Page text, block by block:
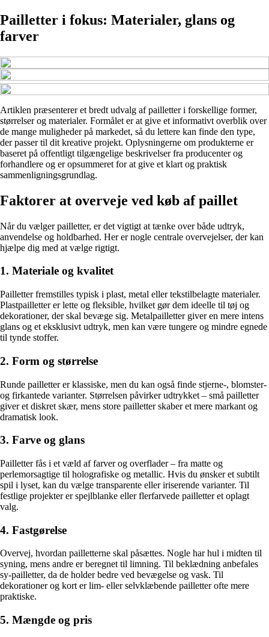
Pailletter i fokus: Materialer, glans og
farver
Artiklen præsenterer et bredt udvalg af pailletter i forskellige former,
størrelser og materialer. Formålet er at give et informativt overblik over
de mange muligheder på markedet, så du lettere kan finde den type,
der passer til dit kreative projekt. Oplysningerne om produkterne er
baseret på offentligt tilgængelige beskrivelser fra producenter og
forhandlere og er opsummeret for at give et klart og praktisk
sammenligningsgrundlag.
Faktorer at overveje ved køb af paillet
Når du vælger pailletter, er det vigtigt at tænke over både udtryk,
anvendelse og holdbarhed. Her er nogle centrale overvejelser, der kan
hjælpe dig med at vælge rigtigt.
1. Materiale og kvalitet
Pailletter fremstilles typisk i plast, metal eller tekstilbelagte materialer.
Plastpailletter er lette og fleksible, hvilket gør dem ideelle til tøj og
dekorationer, der skal bevæge sig. Metalpailletter giver en mere intens
glans og et eksklusivt udtryk, men kan være tungere og mindre egnede
til tynde stoffer.
2. Form og størrelse
Runde pailletter er klassiske, men du kan også finde stjerne-, blomster-
og firkantede varianter. Størrelsen påvirker udtrykket – små pailletter
giver et diskret skær, mens store pailletter skaber et mere markant og
dramatisk look.
3. Farve og glans
Pailletter fås i et væld af farver og overflader – fra matte og
perlemorsagtige til holografiske og metallic. Hvis du ønsker et subtilt
spil i lyset, kan du vælge transparente eller iriserende varianter. Til
festlige projekter er spejlblanke eller flerfarvede pailletter et oplagt
valg.
4. Fastgørelse
Overvej, hvordan pailletterne skal påsættes. Nogle har hul i midten til
syning, mens andre er beregnet til limning. Til beklædning anbefales
sy-pailletter, da de holder bedre ved bevægelse og vask. Til
dekorationer og kort er lim- eller selvklæbende pailletter ofte mere
praktiske.
5. Mængde og pris